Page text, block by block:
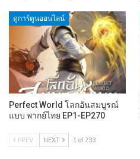
ดูการ์ตูนออนไลน์
Perfect World โลกอันสมบูรณ์
แบบ พากย์ไทย EP1-EP270
PREV NEXT 1 of 733